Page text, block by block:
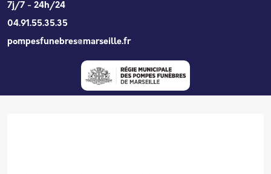
Aller au contenu principal
7j/7 - 24h/24
04.91.55.35.35
pompesfunebres@marseille.fr